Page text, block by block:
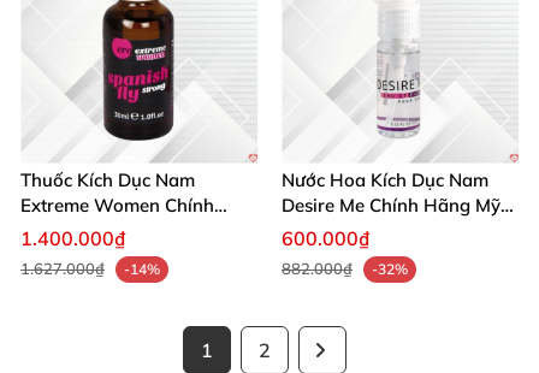
Thuốc Kích Dục Nam
Extreme Women Chính
Hãng Mỹ Tăng Ham Muốn
1.400.000₫
1.627.000₫ -14%
Nước Hoa Kích Dục Nam
Desire Me Chính Hãng Mỹ
Tăng Khoái Cảm
600.000₫
882.000₫ -32%
1 2